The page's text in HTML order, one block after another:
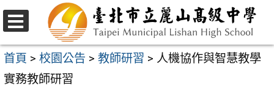
跳
至
主
要
選
單
首頁 > 校園公告 > 教師研習 > 人機協作與智慧教學
實務教師研習